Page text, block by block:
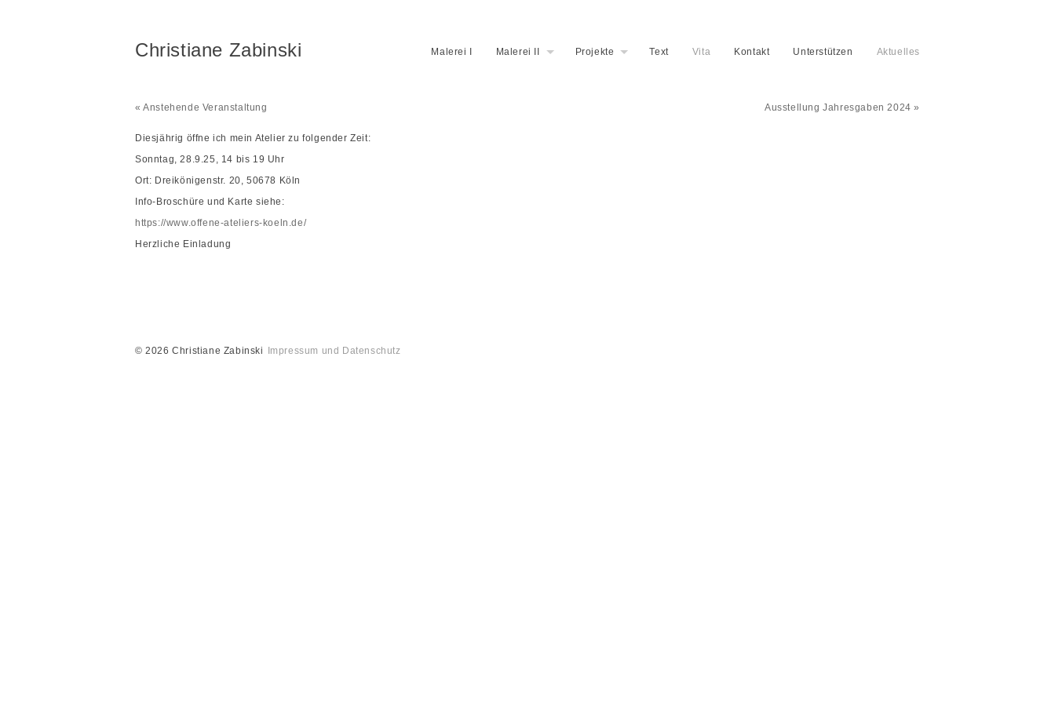
Christiane Zabinski Malerei I Malerei II Projekte Text Vita Kontakt Unterstützen Aktuelles
Ausstellung Jahresgaben 2024 »
« Anstehende Veranstaltung
Diesjährig öffne ich mein Atelier zu folgender Zeit:
Sonntag, 28.9.25, 14 bis 19 Uhr
Ort: Dreikönigenstr. 20, 50678 Köln
Info-Broschüre und Karte siehe:
https://www.offene-ateliers-koeln.de/
Herzliche Einladung
© 2026 Christiane Zabinski Impressum und Datenschutz